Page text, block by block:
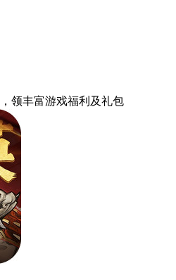
，领丰富游戏福利 及礼包